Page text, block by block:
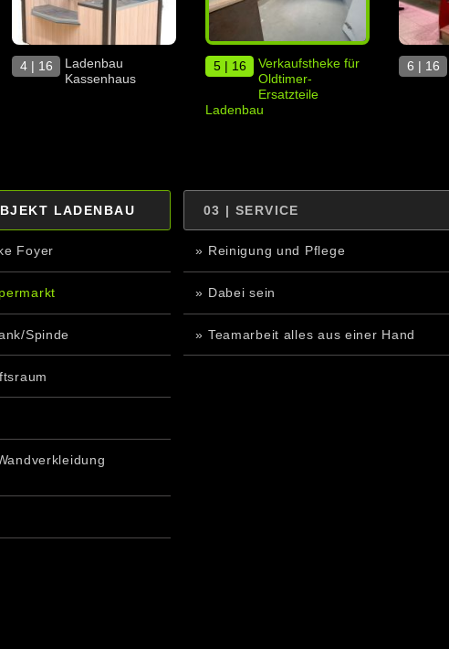
4 | 16
Ladenbau
Kassenhaus
5 | 16
Verkaufstheke für
Oldtimer-
Ersatzteile
Ladenbau
6 | 16
LADENBAU
Foyer
Spinde
03 | SERVICE
» Reinigung und Pflege
» Dabei sein
» Teamarbeit alles aus einer Hand